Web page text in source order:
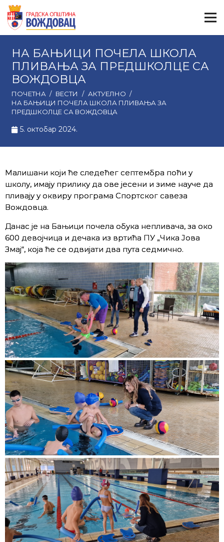
НА БАЊИЦИ ПОЧЕЛА ШКОЛА
ПЛИВАЊА ЗА ПРЕДШКОЛЦЕ СА
ВОЖДОВЦА
ПОЧЕТНА / ВЕСТИ / АКТУЕЛНО /
НА БАЊИЦИ ПОЧЕЛА ШКОЛА ПЛИВАЊА ЗА
ПРЕДШКОЛЦЕ СА ВОЖДОВЦА
5. октобар 2024.
Малишани који ће следећег септембра поћи у
школу, имају прилику да ове јесени и зиме науче да
пливају у оквиру програма Спортског савеза
Вождовца.
Данас је на Бањици почела обука непливача, за око
600 девојчица и дечака из вртића ПУ „Чика Јова
Змај“, која ће се одвијати два пута седмично.